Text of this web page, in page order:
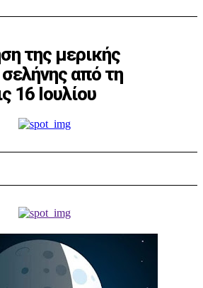
της μερικής
από τη
16 Ιουλίου